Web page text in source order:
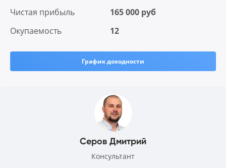
Чистая прибыль
165 000 руб
Окупаемость
12
График доходности
Серов Дмитрий
Консультант